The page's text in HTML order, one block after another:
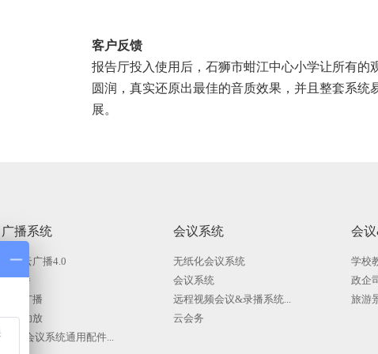
客户反馈
报告厅投入使用后，石狮市蚶江中心小学让所有的
圆润，真实还原出最佳的音质效果，并且整套系
展。
广播系统
智慧云广播4.0
IP广播
智能广播
广播功放
广播|会议系统通用配件...
会议系统
无纸化会议系统
会议系统
远程视频会议&录播系统...
云会务
会
学校
政企
旅游